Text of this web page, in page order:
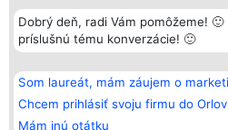
Dobrý deň, radi Vám pomôžeme! 🙂
príslušnú tému konverzácie! 🙂
Som laureát, mám záujem o
Chcem prihlásiť svoju firmu do Orlov
Mám inú otátku
Organizátor hodnotenia
Bright Side Solutions sp. z o.
o. sp. k.
Wrocław 50-079
KRS 0000749100 | Regon
381313360 | NIP 8943132676
+48 508 492 400
Laureáti
Lista
Laureatów
Podmienky
Obchodné
podmienky